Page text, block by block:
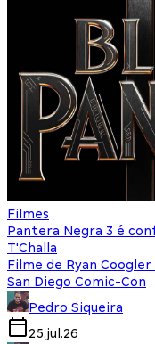
Filmes
Pantera Negra 3 é
T'Challa
Filme de Ryan
San Diego Comic-Con
Pedro Siqueira
25.jul.26